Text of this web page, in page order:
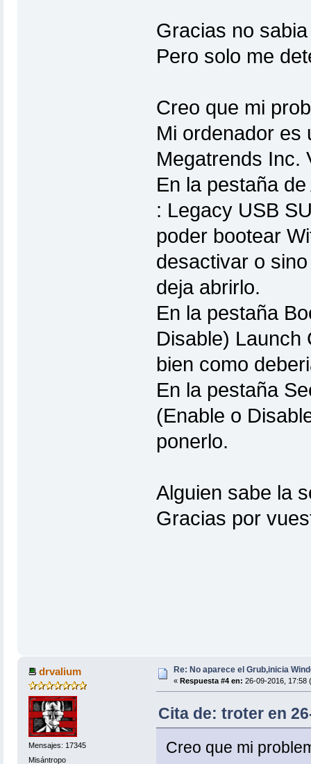
Gracias no
Pero solo me
Creo que mi
Mi ordenador es
Megatrends Inc.
En la pestaña
: Legacy USB
poder bootear
desactivar o
deja abrirlo.
En la pestaña
Disable) Launch
bien como
En la pestaña
(Enable o
ponerlo.
Alguien sabe la
Gracias por
drvalium
Mensajes: 17345
Misántropo
Re: No aparece el Grub,inicia
« Respuesta #4 en: 26-09-2016, 17:58
Cita de: troter en
Creo que mi